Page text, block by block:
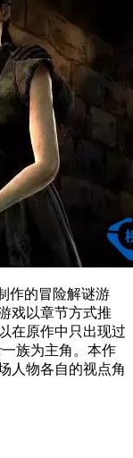
作的冒险解谜游
戏以章节方式推
在原作中只出现过
一族为主角。本作
人物各自的视点角